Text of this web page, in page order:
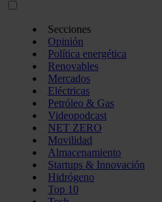
Secciones
Opinión
Política energética
Renovables
Mercados
Eléctricas
Petróleo & Gas
Videopodcast
NET ZERO
Movilidad
Almacenamiento
Startups & Innovación
Hidrógeno
Top 10